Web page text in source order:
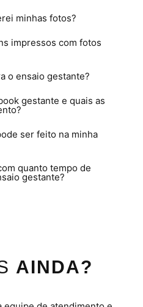
minhas fotos?
impressos com fotos
o ensaio gestante?
gestante e quais as
ser feito na minha
quanto tempo de
gestante?
AINDA?